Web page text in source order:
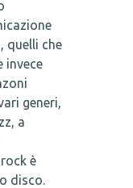
quelli che
invece
generi,
a
è
disco.